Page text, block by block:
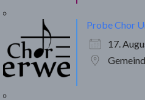
Probe Chor
17.